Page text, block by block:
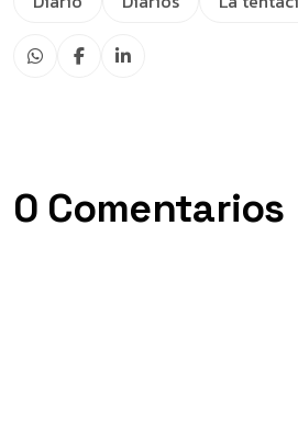
0 Comentarios